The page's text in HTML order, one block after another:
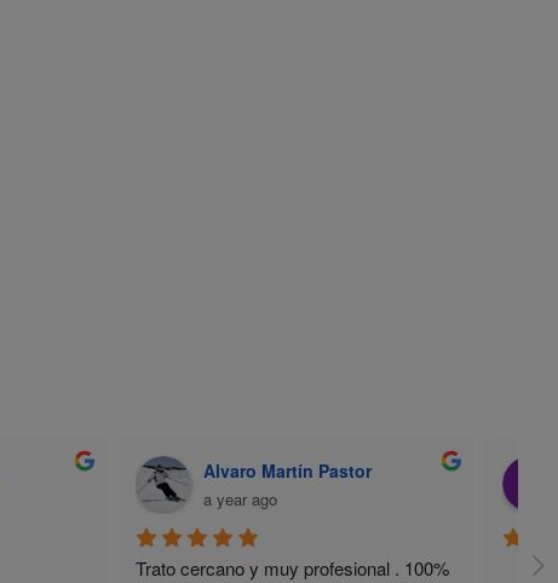
Alvaro Martín Pastor
a year ago
Trato cercano y muy profesional . 100%